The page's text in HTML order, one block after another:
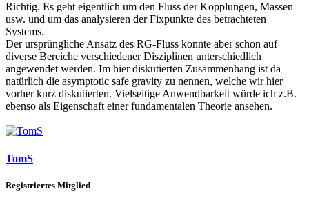
Richtig. Es geht eigentlich um den Fluss der Kopplungen, Massen
usw. und um das analysieren der Fixpunkte des betrachteten
Systems.
Der ursprüngliche Ansatz des RG-Fluss konnte aber schon auf
diverse Bereiche verschiedener Disziplinen unterschiedlich
angewendet werden. Im hier diskutierten Zusammenhang ist da
natürlich die asymptotic safe gravity zu nennen, welche wir hier
vorher kurz diskutierten. Vielseitige Anwendbarkeit würde ich z.B.
ebenso als Eigenschaft einer fundamentalen Theorie ansehen.
TomS
Registriertes Mitglied